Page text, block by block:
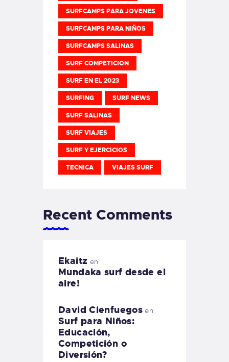
SURFCAMPS PARA JOVENES
SURFCAMPS PARA NIÑOS
SURFCAMPS SALINAS
SURF COMPETICION
SURF EN EL 2023
SURFING SURF NEWS
SURF SALINAS
SURF VIAJES
SURF Y EJERCICIOS
TECNICA VIAJES SURF
Recent Comments
Ekaitz en
Mundaka surf desde el
aire!
David Cienfuegos en
Surf para Niños:
Educación,
Competición o
Diversión?